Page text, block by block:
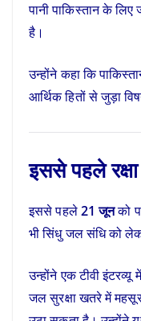
पानी पाकिस्तान के
है।
उन्होंने कहा कि
आर्थिक हितों से जुड़ा
इससे पहले
इससे पहले21 जूनको
भी सिंधु जल संधि को
उन्होंने एक टीवी इंटरव्यू
जल सुरक्षा खतरे में